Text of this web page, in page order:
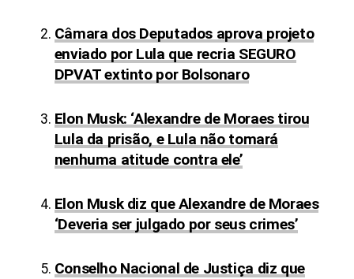
Câmara dos Deputados aprova projeto
enviado por Lula que recria SEGURO
DPVAT extinto por Bolsonaro
Elon Musk: ‘Alexandre de Moraes tirou
Lula da prisão, e Lula não tomará
nenhuma atitude contra ele’
Elon Musk diz que Alexandre de Moraes
‘Deveria ser julgado por seus crimes’
Conselho Nacional de Justiça diz que